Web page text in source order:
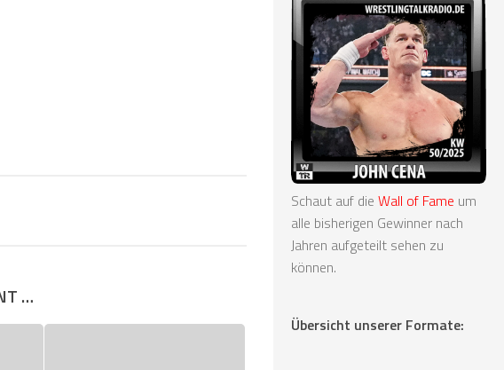
…
Schaut auf die Wall of Fame um
alle bisherigen Gewinner nach
Jahren aufgeteilt sehen zu
können.
Übersicht unserer Formate: